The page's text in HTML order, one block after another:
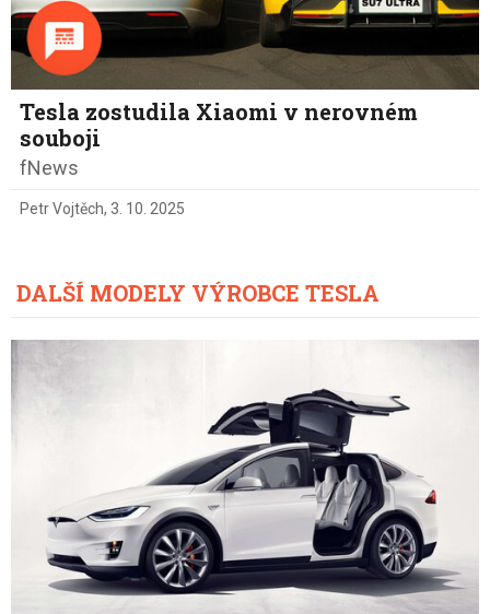
Tesla zostudila Xiaomi v nerovném
souboji
fNews
Petr Vojtěch, 3. 10. 2025
DALŠÍ MODELY VÝROBCE TESLA